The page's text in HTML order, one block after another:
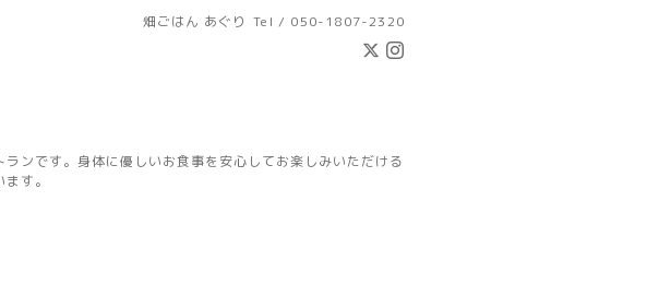
畑ごはん あぐり Tel / 050-1807-2320
ンです。身体に優しいお食事を安心してお楽しみいただける
す。